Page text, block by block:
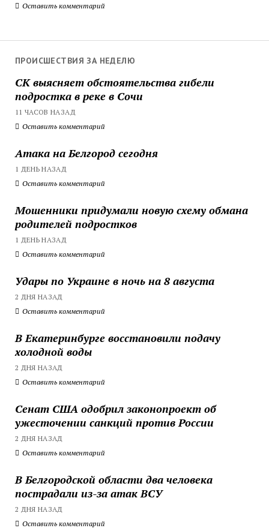
Оставить комментарий
ПРОИСШЕСТВИЯ ЗА НЕДЕЛЮ
СК выясняет обстоятельства гибели
подростка в реке в Сочи
11 ЧАСОВ НАЗАД
Оставить комментарий
Атака на Белгород сегодня
1 ДЕНЬ НАЗАД
Оставить комментарий
Мошенники придумали новую схему обмана
родителей подростков
1 ДЕНЬ НАЗАД
Оставить комментарий
Удары по Украине в ночь на 8 августа
2 ДНЯ НАЗАД
Оставить комментарий
В Екатеринбурге восстановили подачу
холодной воды
2 ДНЯ НАЗАД
Оставить комментарий
Сенат США одобрил законопроект об
ужесточении санкций против России
2 ДНЯ НАЗАД
Оставить комментарий
В Белгородской области два человека
пострадали из-за атак ВСУ
2 ДНЯ НАЗАД
Оставить комментарий